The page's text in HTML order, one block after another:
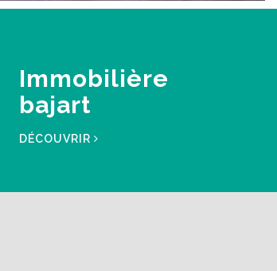
Immobilière
bajart
DÉCOUVRIR